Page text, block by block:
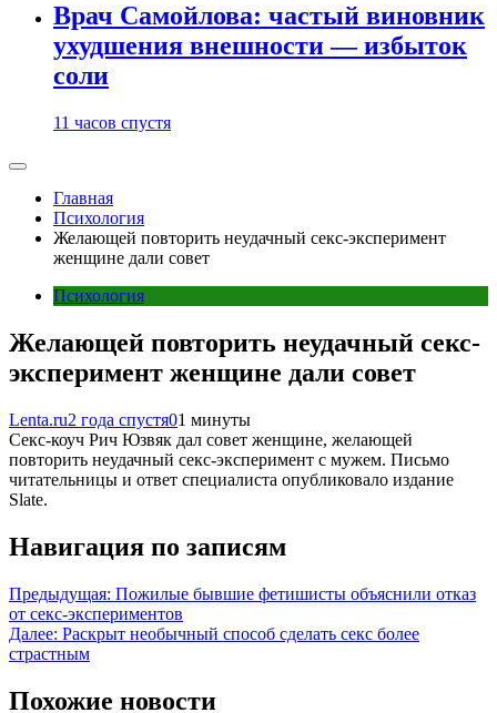
Врач Самойлова: частый виновник
ухудшения внешности — избыток
соли
11 часов спустя
Главная
Психология
Желающей повторить неудачный секс-эксперимент
женщине дали совет
Психология
Желающей повторить неудачный секс-
эксперимент женщине дали совет
Lenta.ru2 года спустя01 минуты
Секс-коуч Рич Юзвяк дал совет женщине, желающей
повторить неудачный секс-эксперимент с мужем. Письмо
читательницы и ответ специалиста опубликовало издание
Slate.
Навигация по записям
Предыдущая: Пожилые бывшие фетишисты объяснили отказ
от секс-экспериментов
Далее: Раскрыт необычный способ сделать секс более
страстным
Похожие новости